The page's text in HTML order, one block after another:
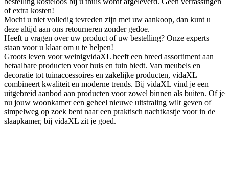
of extra kosten!
Mocht u niet volledig tevreden zijn met uw aankoop, dan kunt u
deze altijd aan ons retourneren zonder gedoe.
Heeft u vragen over uw product of uw bestelling? Onze experts
staan voor u klaar om u te helpen!
Groots leven voor weinigvidaXL heeft een breed assortiment aan
betaalbare producten voor huis en tuin biedt. Van meubels en
decoratie tot tuinaccessoires en zakelijke producten, vidaXL
combineert kwaliteit en moderne trends. Bij vidaXL vind je een
uitgebreid aanbod aan producten voor zowel binnen als buiten. Of je
nu jouw woonkamer een geheel nieuwe uitstraling wilt geven of
simpelweg op zoek bent naar een praktisch nachtkastje voor in de
slaapkamer, bij vidaXL zit je goed.